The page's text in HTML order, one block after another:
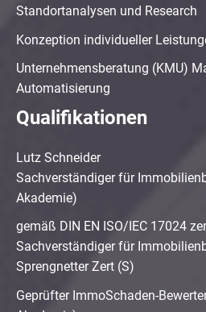
Standortanalysen und Research
Konzeption individueller
Unternehmensberatung (KMU)
Automatisierung
Qualifikationen
Lutz Schneider
Sachverständiger für
Akademie)
gemäß DIN EN ISO/IEC 17024
Sachverständiger für
Sprengnetter Zert (S)
Geprüfter ImmoSchaden-